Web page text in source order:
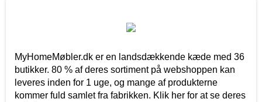
MyHomeMøbler.dk er en landsdækkende kæde med 36
butikker. 80 % af deres sortiment på webshoppen kan
leveres inden for 1 uge, og mange af produkterne
kommer fuld samlet fra fabrikken. Klik her for at se deres